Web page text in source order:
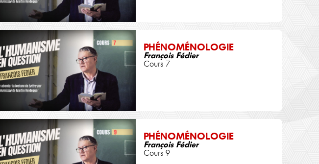
PHÉNOMÉNOLOGIE
François Fédier
Cours 7
PHÉNOMÉNOLOGIE
François Fédier
Cours 9